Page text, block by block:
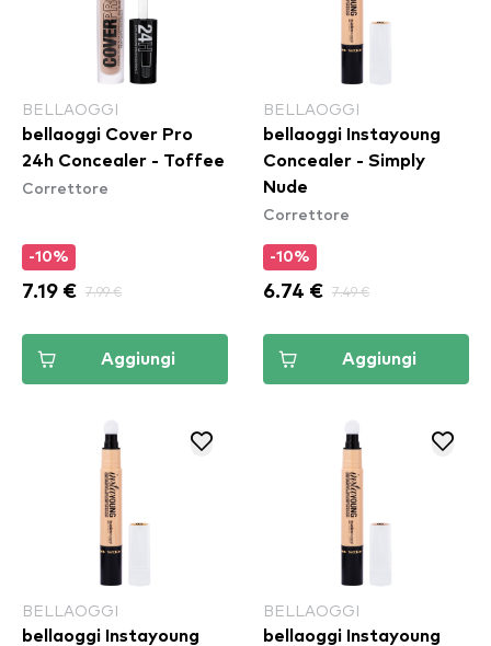
BELLAOGGI
bellaoggi Cover Pro
24h Concealer - Toffee
Correttore
-10%
7.19 € 7.99 €
Aggiungi
BELLAOGGI
bellaoggi Instayoung
Concealer - Simply
Nude
Correttore
-10%
6.74 € 7.49 €
Aggiungi
BELLAOGGI
bellaoggi Instayoung
BELLAOGGI
bellaoggi Instayoung